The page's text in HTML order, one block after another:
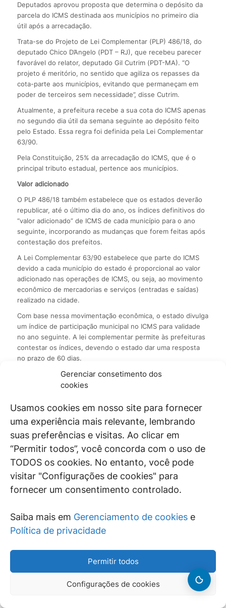
Gerenciar consetimento dos
cookies
Usamos cookies em nosso site para fornecer
uma experiência mais relevante, lembrando
suas preferências e visitas. Ao clicar em
“Permitir todos”, você concorda com o uso de
TODOS os cookies. No entanto, você pode
visitar "Configurações de cookies" para
fornecer um consentimento controlado.
Saiba mais em Gerenciamento de cookies e
Política de privacidade
Permitir todos
Configurações de cookies
Deputados aprovou proposta que determina o depósito da
parcela do ICMS destinada aos municípios no primeiro dia
útil após a arrecadação.
Trata-se do Projeto de Lei Complementar (PLP) 486/18, do
deputado Chico D’Angelo (PDT – RJ), que recebeu parecer
favorável do relator, deputado Gil Cutrim (PDT-MA). “O
projeto é meritório, no sentido que agiliza os repasses da
cota-parte aos municípios, evitando que permaneçam em
poder de terceiros sem necessidade”, disse Cutrim.
Atualmente, a prefeitura recebe a sua cota do ICMS apenas
no segundo dia útil da semana seguinte ao depósito feito
pelo Estado. Essa regra foi definida pela Lei Complementar
63/90.
Pela Constituição, 25% da arrecadação do ICMS, que é o
principal tributo estadual, pertence aos municípios.
Valor adicionado
O PLP 486/18 também estabelece que os estados deverão
republicar, até o último dia do ano, os índices definitivos do
“valor adicionado” de ICMS de cada município para o ano
seguinte, incorporando as mudanças que forem feitas após
contestação dos prefeitos.
A Lei Complementar 63/90 estabelece que parte do ICMS
devido a cada município do estado é proporcional ao valor
adicionado nas operações de ICMS, ou seja, ao movimento
econômico de mercadorias e serviços (entradas e saídas)
realizado na cidade.
Com base nessa movimentação econômica, o estado divulga
um índice de participação municipal no ICMS para validade
no ano seguinte. A lei complementar permite às prefeituras
contestar os índices, devendo o estado dar uma resposta
no prazo de 60 dias.
Para o autor do projeto, Chico D’Angelo, não basta o estado
divulgar o resultado das contestações. É preciso que ele
mudanças, dando mais transparência ao processo.
Tramitação
O projeto será analisado agora pela Comissão de
Constituição e Justiça e de Cidadania (CCJ). Depois seguirá
para o Plenário da Câmara.
Fonte: Câmara dos Deputados
Supremo Tribunal Federal
sobre prisão em segunda instância
Com placar de quatro votos a favor e três contra prisão
julgamento das Ações Declaratórias de Constitucionalidade
(ADC) 43, 44 e 54, nas quais se discute a possibilidade de
início do cumprimento da pena antes de serem esgotadas